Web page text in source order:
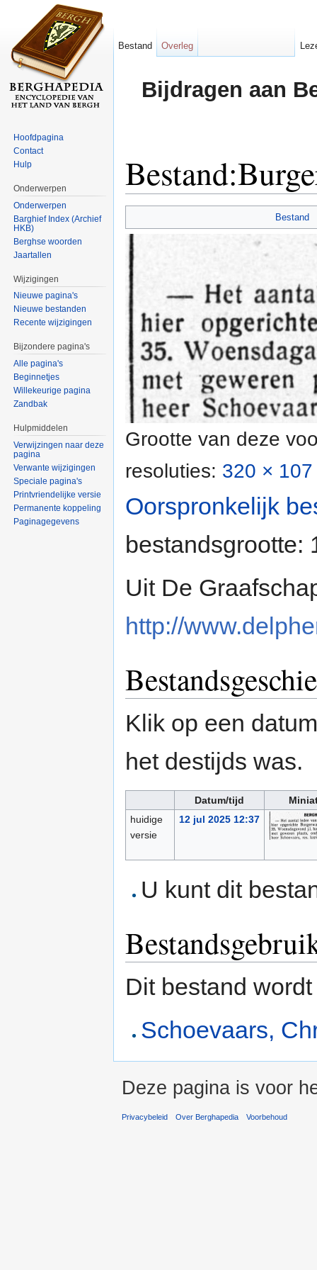
Bijdragen aan
Bestand
Grootte van deze
resoluties: 320 ×
Oorspronkelijk
bestandsgrootte:
Uit De
http://
Klik op een
het destijds was.
Datum/tijd
huidige
versie
12 jul 2025 12:37
U kunt dit
Dit bestand
Schoevaars,
Bestand Overleg
Hoofdpagina
Contact
Hulp
Onderwerpen
Onderwerpen
Barghief Index (Archief
HKB)
Berghse woorden
Jaartallen
Wijzigingen
Nieuwe pagina's
Nieuwe bestanden
Recente wijzigingen
Bijzondere pagina's
Alle pagina's
Beginnetjes
Willekeurige pagina
Zandbak
Hulpmiddelen
Verwijzingen naar deze
pagina
Verwante wijzigingen
Speciale pagina's
Printvriendelijke versie
Permanente koppeling
Paginagegevens
Deze pagina is voor
Privacybeleid Over Berghapedia Voorbehoud